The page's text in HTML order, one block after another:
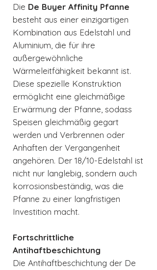
Die De Buyer Affinity Pfanne
besteht aus einer einzigartigen
Kombination aus Edelstahl und
Aluminium, die für ihre
außergewöhnliche
Wärmeleitfähigkeit bekannt ist.
Diese spezielle Konstruktion
ermöglicht eine gleichmäßige
Erwärmung der Pfanne, sodass
Speisen gleichmäßig gegart
werden und Verbrennen oder
Anhaften der Vergangenheit
angehören. Der 18/10-Edelstahl ist
nicht nur langlebig, sondern auch
korrosionsbeständig, was die
Pfanne zu einer langfristigen
Investition macht.
Fortschrittliche
Antihaftbeschichtung
Die Antihaftbeschichtung der De